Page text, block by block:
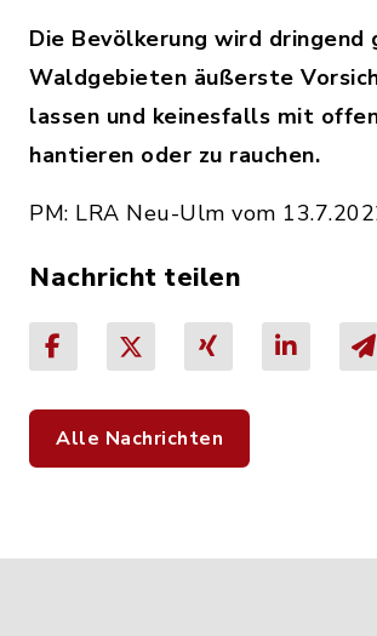
Die Bevölkerung wird dringend
Waldgebieten äußerste
lassen und keinesfalls mit
hantieren oder zu rauchen.
PM: LRA Neu-Ulm vom
Nachricht teilen
Alle Nachrichten